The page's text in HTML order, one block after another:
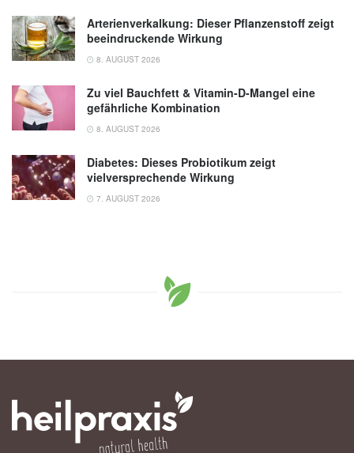
Arterienverkalkung: Dieser Pflanzenstoff zeigt
beeindruckende Wirkung
8. AUGUST 2026
Zu viel Bauchfett & Vitamin-D-Mangel eine
gefährliche Kombination
8. AUGUST 2026
Diabetes: Dieses Probiotikum zeigt
vielversprechende Wirkung
7. AUGUST 2026